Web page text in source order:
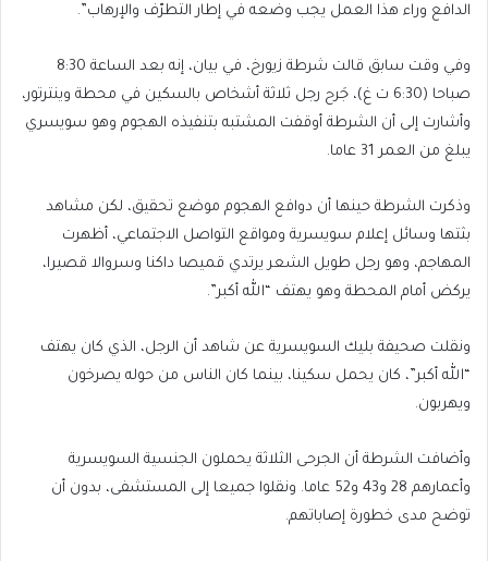
الدافع وراء هذا العمل يجب وضعه في إطار التطرّف والإرهاب”.
وفي وقت سابق قالت شرطة زيورخ، في بيان، إنه بعد الساعة 8:30
صباحا (6:30 ت غ)، جَرح رجل ثلاثة أشخاص بالسكين في محطة وينترتور،
وأشارت إلى أن الشرطة أوقفت المشتبه بتنفيذه الهجوم وهو سويسري
يبلغ من العمر 31 عاما.
وذكرت الشرطة حينها أن دوافع الهجوم موضع تحقيق، لكن مشاهد
بثتها وسائل إعلام سويسرية ومواقع التواصل الاجتماعي، أظهرت
المهاجم، وهو رجل طويل الشعر يرتدي قميصا داكنا وسروالا قصيرا،
يركض أمام المحطة وهو يهتف “الله أكبر”.
ونقلت ⁠صحيفة بليك السويسرية عن شاهد أن الرجل، الذي كان يهتف
“الله أكبر”، ⁠⁠كان يحمل سكينا، بينما كان الناس من حوله يصرخون
ويهربون.
وأضافت الشرطة أن الجرحى الثلاثة يحملون الجنسية السويسرية
وأعمارهم 28 و43 و52 عاما. ونقلوا جميعا إلى المستشفى، بدون أن
توضح مدى خطورة إصاباتهم.